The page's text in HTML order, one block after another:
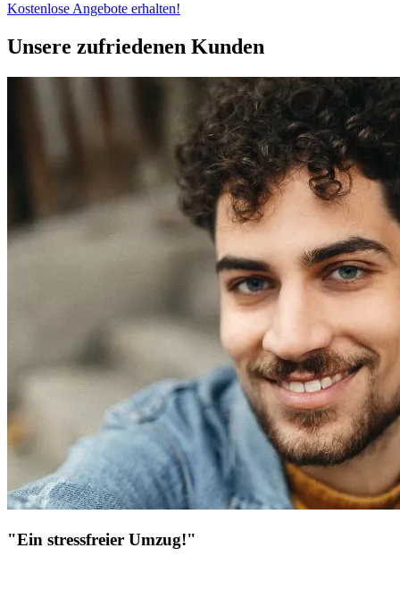
Kostenlose Angebote erhalten!
Unsere zufriedenen Kunden
"Ein stressfreier Umzug!"